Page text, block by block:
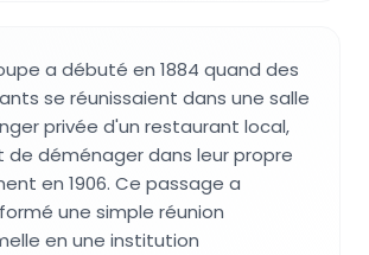
a débuté en 1884 quand des
se réunissaient dans une salle
privée d'un restaurant local,
de déménager dans leur propre
en 1906. Ce passage a
une simple réunion
en une institution